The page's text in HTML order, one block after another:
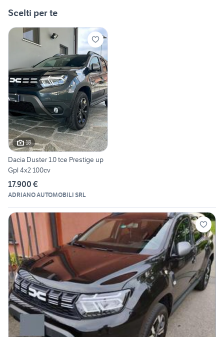
Scelti per te
18
Dacia Duster 1.0 tce Prestige up
Gpl 4x2 100cv
17.900 €
ADRIANO AUTOMOBILI SRL